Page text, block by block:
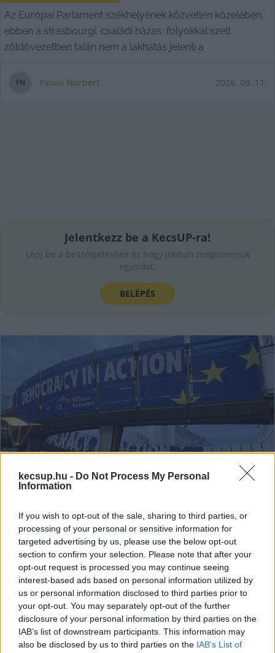
kecsup.hu - Do Not Process My Personal
Information
If you wish to opt-out of the sale, sharing to third parties, or
processing of your personal or sensitive information for
targeted advertising by us, please use the below opt-out
section to confirm your selection. Please note that after your
opt-out request is processed you may continue seeing
interest-based ads based on personal information utilized by
us or personal information disclosed to third parties prior to
your opt-out. You may separately opt-out of the further
disclosure of your personal information by third parties on the
IAB’s list of downstream participants. This information may
also be disclosed by us to third parties on the IAB’s List of
Az Európai Parlament székhelyének közvetlen közelében,
ebben a strasbourgi, családi házas, folyókkal szelt
zöldövezetben talán nem a lakhatás jelenti a
FN Falusi Norbert 2026. 03. 11.
Jelentkezz be a KecsUP-ra!
Lépj be a beszélgetéshez és hogy jobban megismerjük
egymást.
BELÉPÉS
Kecskemétet is érinti, milyen lesz az
Brüsszelből (videóval)
November 12-én és 13-án Brüsszelben ülésezik az Európai
Parlament. Az eseményen – egy sajtószeminárium
keretében – a KecsUP Hírek és a független
FN Falusi Norbert 2025. 11. 13.